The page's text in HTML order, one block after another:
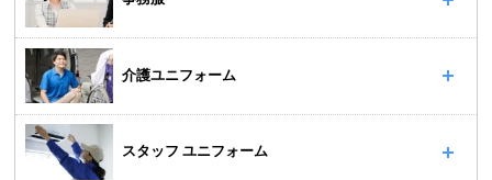
介護ユニフォーム
スタッフ ユニフォーム